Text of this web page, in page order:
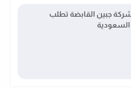
جبين القابضة تطلب